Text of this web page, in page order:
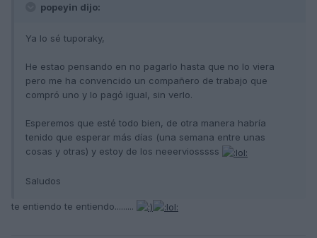
popeyin dijo:
Ya lo sé tuporaky,
He estao pensando en no pagarlo hasta que no lo viera
pero me ha convencido un compañero de trabajo que
compró uno y lo pagó igual, sin verlo.
Esperemos que esté todo bien, de otra manera habría
tenido que esperar más días (una semana entre unas
cosas y otras) y estoy de los neeerviosssss
Saludos
te entiendo te entiendo.........